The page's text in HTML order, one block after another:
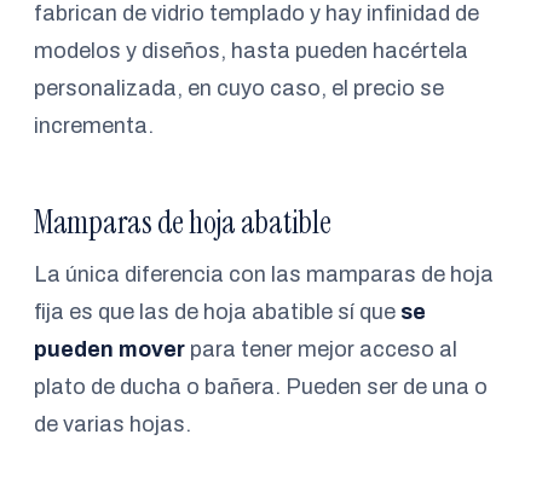
fabrican de vidrio templado y hay infinidad de
modelos y diseños, hasta pueden hacértela
personalizada, en cuyo caso, el precio se
incrementa.
Mamparas de hoja abatible
La única diferencia con las mamparas de hoja
fija es que las de hoja abatible sí que se
pueden mover para tener mejor acceso al
plato de ducha o bañera. Pueden ser de una o
de varias hojas.